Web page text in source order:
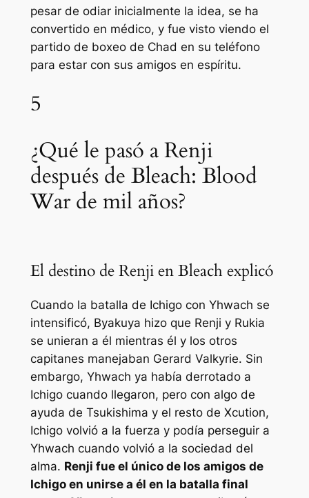
pesar de odiar inicialmente la idea, se ha
convertido en médico, y fue visto viendo el
partido de boxeo de Chad en su teléfono
para estar con sus amigos en espíritu.
5
¿Qué le pasó a Renji
después de Bleach: Blood
War de mil años?
El destino de Renji en Bleach explicó
Cuando la batalla de Ichigo con Yhwach se
intensificó, Byakuya hizo que Renji y Rukia
se unieran a él mientras él y los otros
capitanes manejaban Gerard Valkyrie. Sin
embargo, Yhwach ya había derrotado a
Ichigo cuando llegaron, pero con algo de
ayuda de Tsukishima y el resto de Xcution,
Ichigo volvió a la fuerza y ​​podía perseguir a
Yhwach cuando volvió a la sociedad del
alma. Renji fue el único de los amigos de
Ichigo en unirse a él en la batalla final